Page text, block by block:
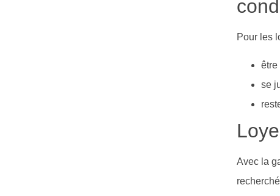
Pour les
être
se
Avec la